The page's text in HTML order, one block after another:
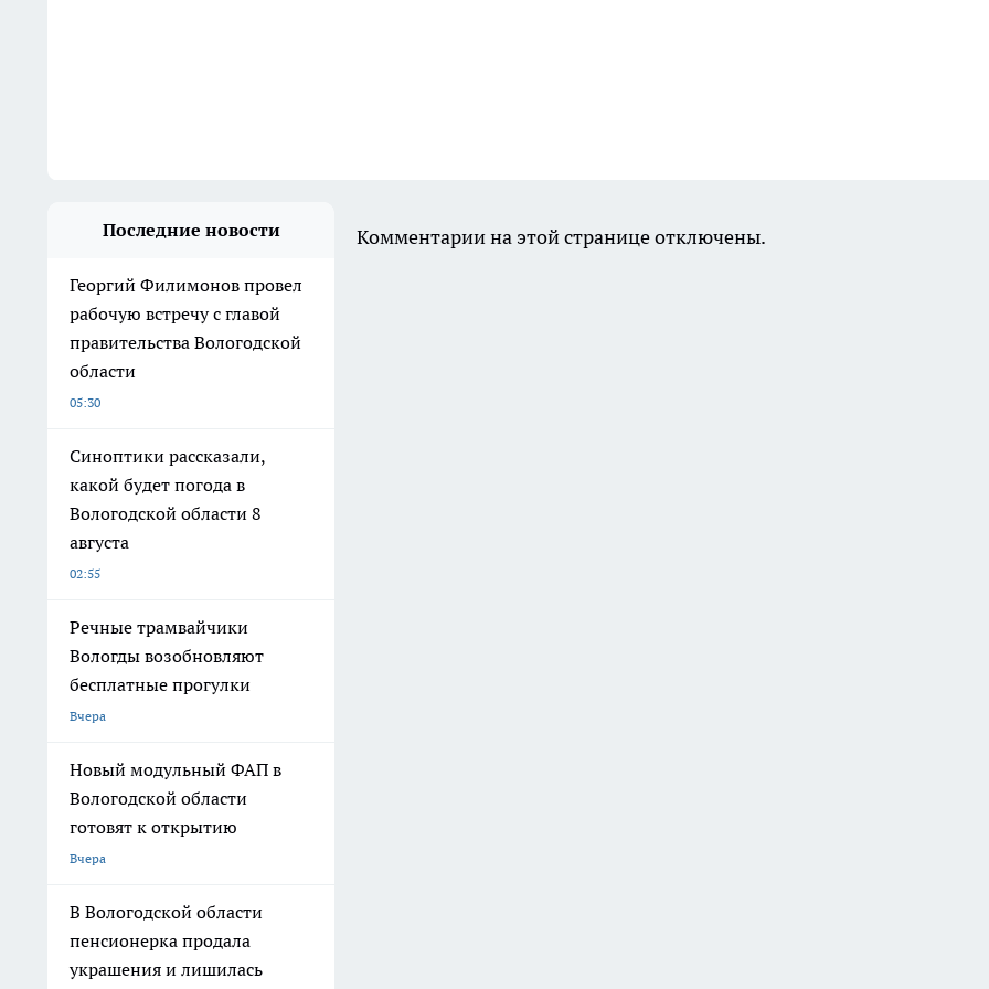
Последние новости
Георгий Филимонов провел
рабочую встречу с главой
правительства Вологодской
области
05:30
Синоптики рассказали,
какой будет погода в
Вологодской области 8
августа
02:55
Речные трамвайчики
Вологды возобновляют
бесплатные прогулки
Вчера
Новый модульный ФАП в
Вологодской области
готовят к открытию
Вчера
В Вологодской области
пенсионерка продала
украшения и лишилась
Комментарии на этой странице отключены.